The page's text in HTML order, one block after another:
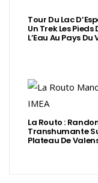
Tour Du Lac
Un Trek Les Pieds
L’Eau Au Pays Du
La Routo :
Transhumante
Plateau De